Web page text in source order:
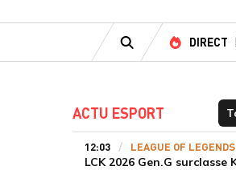
RECHERCHE
DIRECT
ACTU ESPORT
12:03 LEAGUE OF LEGENDS